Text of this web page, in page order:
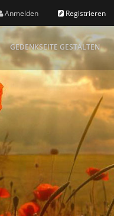
Anmelden Registrieren
GEDENKSEITE GESTALTEN